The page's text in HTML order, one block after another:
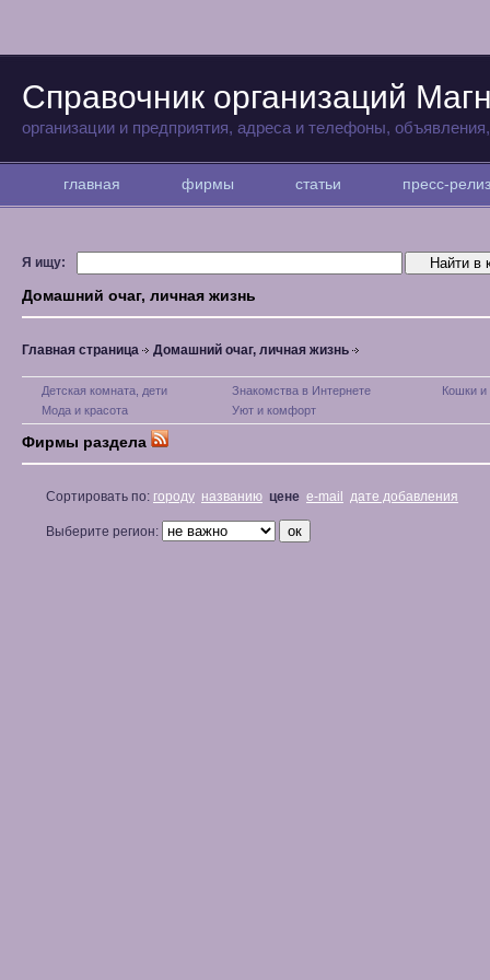
Справочник организаций
организации и предприятия, адреса и телефоны,
главная фирмы статьи пресс-
Я ищу:
Домашний очаг, личная жизнь
Главная страница Домашний очаг, личная жизнь
Детская комната, дети Знакомства в Интернете
Кошки и
Мода и красота
Уют и комфорт
Фирмы раздела
Сортировать по: городу названию цене e-mail дате добавления
Выберите регион: